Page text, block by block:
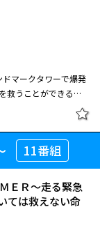
ドマークタワーで爆発
救うことができるの
11番組
ＥＲ～走る緊急
ては救えない命